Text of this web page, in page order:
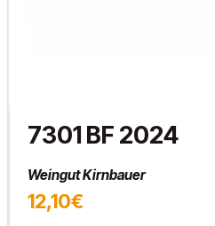
7301 BF 2024
Weingut Kirnbauer
12,10€